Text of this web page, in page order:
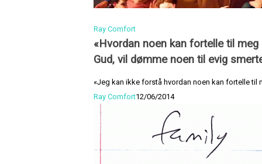
Ray Comfort
«Hvordan noen kan fortelle til
Gud, vil dømme noen til evig
«Jeg kan ikke forstå hvordan noen kan fortelle til
Ray Comfort12/06/2014